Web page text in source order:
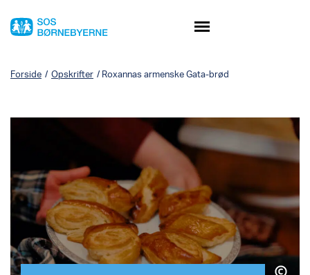
Forside / Opskrifter / Roxannas armenske Gata-brød